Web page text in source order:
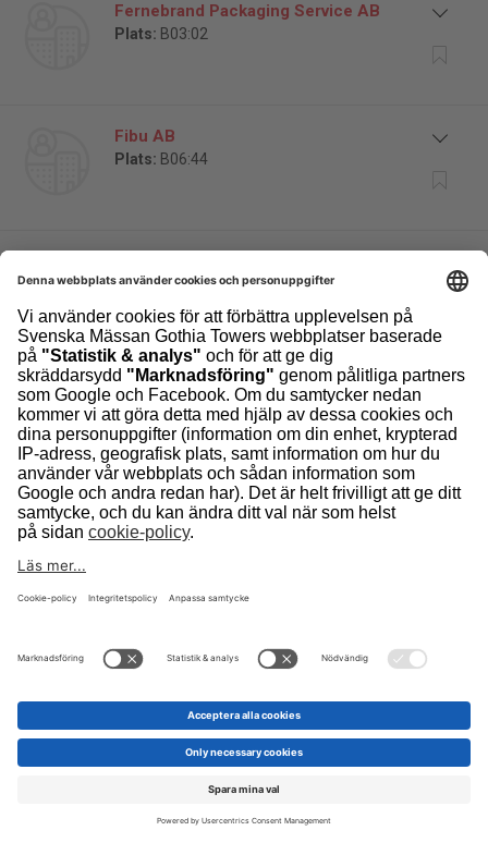
Fernebrand Packaging Service AB
Plats: B03:02
Fibu AB
Plats: B06:44
Plats:A00:10
Finncont Oy
Plats: C03:03
Finnvacum Sverige AB
Plats:B08:22
Plats: F02:72
Fisker Skanderborg A/S